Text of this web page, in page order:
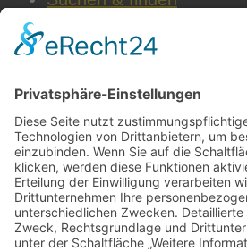
WEITERE INFOS
Datenschutz
Impressum
AGB
Cookie-Einstellungen
Jobs & Karriere